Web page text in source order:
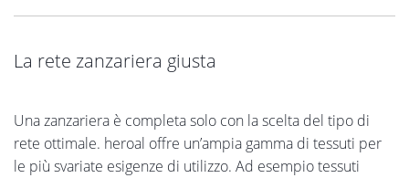
La rete zanzariera giusta
Una zanzariera è completa solo con la scelta del tipo di
rete ottimale. heroal offre un’ampia gamma di tessuti per
le più svariate esigenze di utilizzo. Ad esempio tessuti